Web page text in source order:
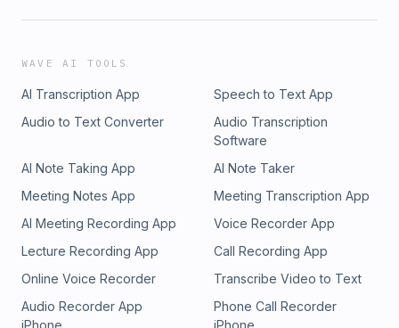
WAVE AI TOOLS
AI Transcription App
Speech to Text App
Audio to Text Converter
Audio Transcription
Software
AI Note Taking App
AI Note Taker
Meeting Notes App
Meeting Transcription App
AI Meeting Recording App
Voice Recorder App
Lecture Recording App
Call Recording App
Online Voice Recorder
Transcribe Video to Text
Audio Recorder App
iPhone
Phone Call Recorder
iPhone